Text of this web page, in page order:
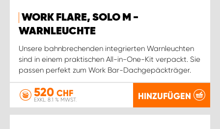
WORK FLARE, SOLO M -
WARNLEUCHTE
Unsere bahnbrechenden integrierten Warnleuchten
sind in einem praktischen All-in-One-Kit verpackt. Sie
passen perfekt zum Work Bar-Dachgepäckträger.
520 CHF
EXKL. 8.1 % MWST. HINZUFÜGEN